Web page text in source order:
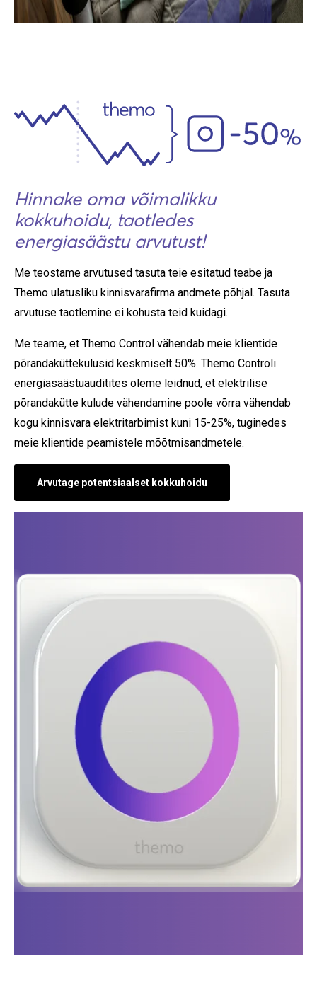
Hinnake oma võimalikku
kokkuhoidu, taotledes
energiasäästu arvutust!
Me teostame arvutused tasuta teie esitatud teabe ja
Themo ulatusliku kinnisvarafirma andmete põhjal. Tasuta
arvutuse taotlemine ei kohusta teid kuidagi.
Me teame, et Themo Control vähendab meie klientide
põrandaküttekulusid keskmiselt 50%. Themo Controli
energiasäästuauditites oleme leidnud, et elektrilise
põrandakütte kulude vähendamine poole võrra vähendab
kogu kinnisvara elektritarbimist kuni 15-25%, tuginedes
meie klientide peamistele mõõtmisandmetele.
Arvutage potentsiaalset kokkuhoidu